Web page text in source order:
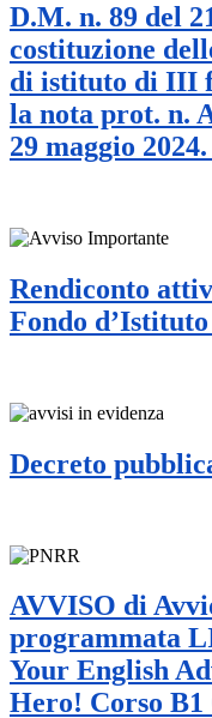
D.M. n. 89 del
costituzione
di istituto di III
la nota prot. n.
29 maggio
Rendiconto
Fondo
Decreto
AVVISO di
programmata
Your English
Hero! Corso